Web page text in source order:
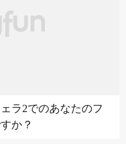
ラ2でのあなたのフ
か？